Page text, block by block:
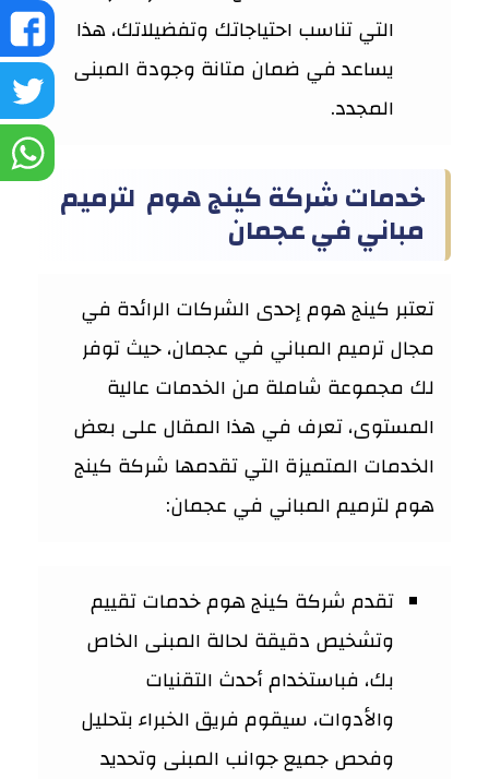
التي تناسب احتياجاتك وتفضيلاتك، هذا
يساعد في ضمان متانة وجودة المبنى
المجدد.
خدمات شركة كينج هوم لترميم
مباني في عجمان
تعتبر كينج هوم إحدى الشركات الرائدة في
مجال ترميم المباني في عجمان، حيث توفر
لك مجموعة شاملة من الخدمات عالية
المستوى، تعرف في هذا المقال على بعض
الخدمات المتميزة التي تقدمها شركة كينج
هوم لترميم المباني في عجمان:
تقدم شركة كينج هوم خدمات تقييم
وتشخيص دقيقة لحالة المبنى الخاص
بك، فباستخدام أحدث التقنيات
والأدوات، سيقوم فريق الخبراء بتحليل
وفحص جميع جوانب المبنى وتحديد